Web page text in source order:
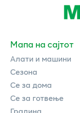
Мапа на сајтот
Алати и машини
Сезона
Се за дома
Се за готвење